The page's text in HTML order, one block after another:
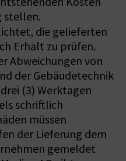
stellen.
die gelieferten
Erhalt zu prüfen.
Abweichungen von
der Gebäudetechnik
(3) Werktagen
schriftlich
müssen
der Lieferung dem
gemeldet